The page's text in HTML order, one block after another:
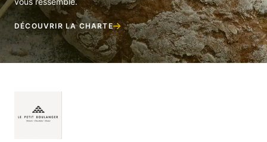
DÉCOUVRIR LA CHARTE